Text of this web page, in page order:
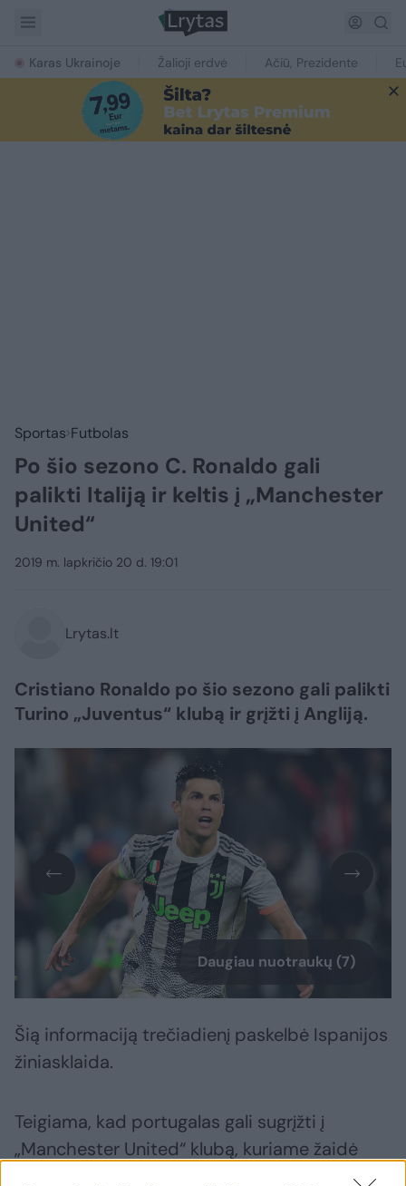
Karas Ukrainoje Žalioji erdvė Ačiū, Prezidente
Sportas Futbolas
Po šio sezono C. Ronaldo gali
palikti Italiją ir keltis į „Manchester
United“
2019 m. lapkričio 20 d. 19:01
Lrytas.lt
Cristiano Ronaldo po šio sezono gali palikti
Turino „Juventus“ klubą ir grįžti į Angliją.
Daugiau nuotraukų (7)
Šią informaciją trečiadienį paskelbė Ispanijos
žiniasklaida.
Teigiama, kad portugalas gali sugrįžti į
„Manchester United“ klubą, kuriame žaidė